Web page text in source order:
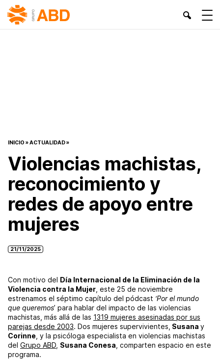
INICIO »ACTUALIDAD»
Violencias machistas,
reconocimiento y
redes de apoyo entre
mujeres
21/11/2025
Con motivo del Día Internacional de la Eliminación de la
Violencia contra la Mujer , este 25 de noviembre
estrenamos el séptimo capítulo del pódcast ‘Por el mundo
que queremos’ para hablar del impacto de las violencias
machistas, más allá de las 1319 mujeres asesinadas por sus
parejas desde 2003. Dos mujeres supervivientes, Susana y
Corinne , y la psicóloga especialista en violencias machistas
del Grupo ABD Susana Conesa , comparten espacio en este
programa.